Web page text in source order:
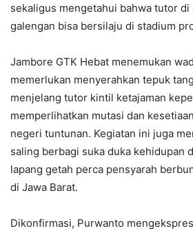
sekaligus mengetahui bahwa tutor di
galengan bisa bersilaju di stadium
Jambore GTK Hebat menemukan
memerlukan menyerahkan tepuk
menjelang tutor kintil ketajaman
memperlihatkan mutasi dan
negeri tuntunan. Kegiatan ini juga
saling berbagi suka duka kehidupan
lapang getah perca pensyarah
di Jawa Barat.
Dikonfirmasi, Purwanto